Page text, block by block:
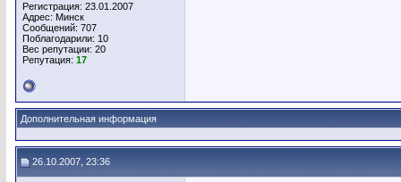
Регистрация: 23.01.2007
Адрес: Минск
Сообщений: 707
Поблагодарили: 10
Вес репутации: 20
Репутация: 17
Дополнительная информация
26.10.2007, 23:36